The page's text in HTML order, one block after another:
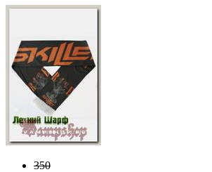
350